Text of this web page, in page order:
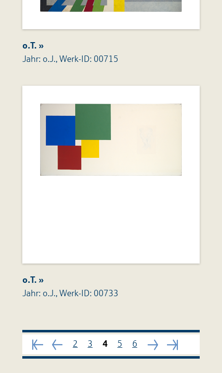
o.T. »
Jahr: o.J., Werk-ID: 00715
o.T. »
Jahr: o.J., Werk-ID: 00733
Seite
1
Nächste
Seite
2 3 4 5 6
Nächste
Seite
Seite
149